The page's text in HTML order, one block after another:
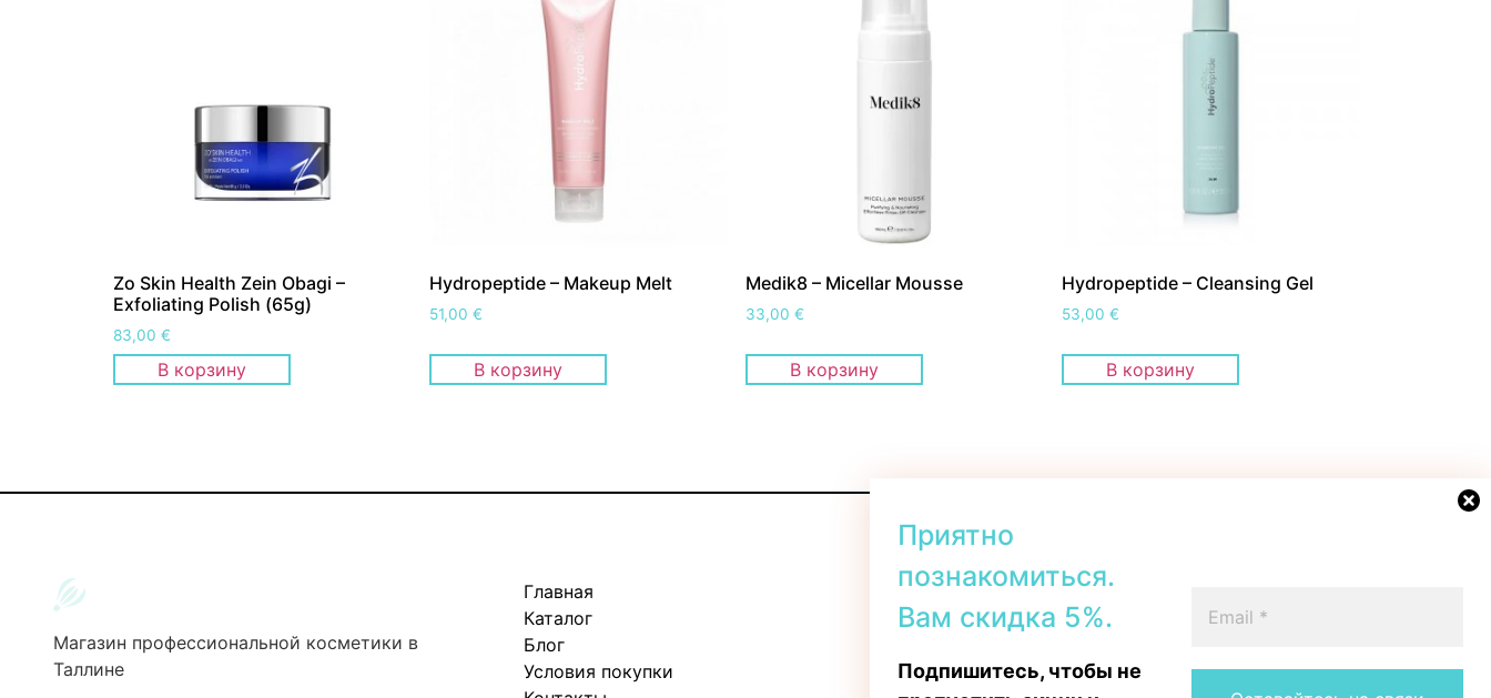
Приятно
познакомиться.
Вам скидка 5%.
Подпишитесь, чтобы не
Zo Skin Health Zein Obagi –
Exfoliating Polish (65g)
83,00 €
В корзину
Hydropeptide – Makeup Melt
51,00 €
В корзину
Medik8 – Micellar Mousse
33,00 €
В корзину
Hydropeptide – Cleansing Gel
53,00 €
В корзину
Магазин профессиональной косметики в
Таллине
Главная
Каталог
Блог
Условия покупки
Kadaka tee 42b, Tallinn
Пн-Пт: 11:00–19:00
Вс: 11:00 - 15:00
Messenger